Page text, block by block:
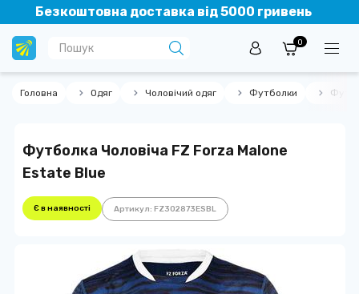
Безкоштовна доставка від 5000 гривень
0
Головна Одяг Чоловічий одяг Футболки
Футболка Чоловіча FZ Forza Malone
Estate Blue
Є в наявності Артикул: FZ302873ESBL